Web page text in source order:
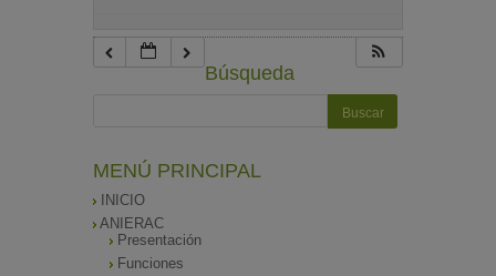
Búsqueda
MENÚ PRINCIPAL
INICIO
ANIERAC
Presentación
Funciones